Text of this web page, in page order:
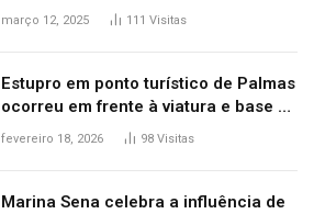
ribanceira de rodovia
março 12, 2025 111 Visitas
Estupro em ponto turístico de Palmas
ocorreu em frente à viatura e base de
segurança; polícia investiga
fevereiro 18, 2026 98 Visitas
Marina Sena celebra a influência de